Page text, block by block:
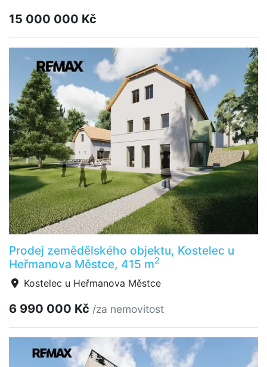
15 000 000 Kč
Prodej zemědělského objektu, Kostelec u
Heřmanova Městce, 415 m2
Kostelec u Heřmanova Městce
6 990 000 Kč /za nemovitost